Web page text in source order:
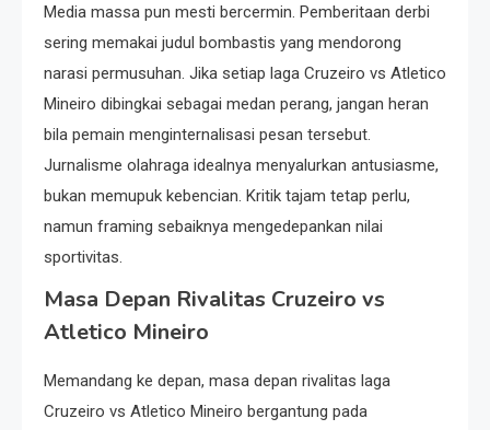
Media massa pun mesti bercermin. Pemberitaan derbi
sering memakai judul bombastis yang mendorong
narasi permusuhan. Jika setiap laga Cruzeiro vs Atletico
Mineiro dibingkai sebagai medan perang, jangan heran
bila pemain menginternalisasi pesan tersebut.
Jurnalisme olahraga idealnya menyalurkan antusiasme,
bukan memupuk kebencian. Kritik tajam tetap perlu,
namun framing sebaiknya mengedepankan nilai
sportivitas.
Masa Depan Rivalitas Cruzeiro vs
Atletico Mineiro
Memandang ke depan, masa depan rivalitas laga
Cruzeiro vs Atletico Mineiro bergantung pada